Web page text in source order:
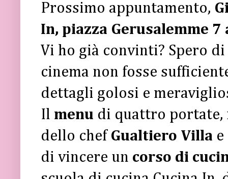
Prossimo appuntamento,
In, piazza Gerusalemme 7
Vi ho già convinti? Spero
cinema non fosse
dettagli golosi e
Il menu di quattro portate,
dello chef Gualtiero Villa
di vincere un corso di